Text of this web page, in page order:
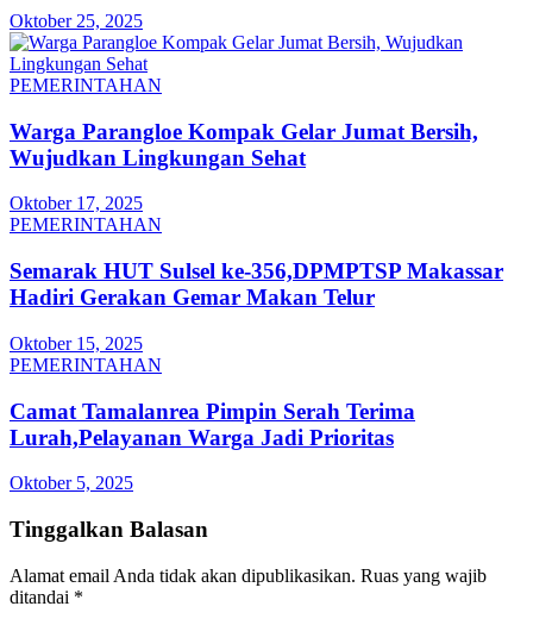
Oktober 25, 2025
PEMERINTAHAN
Warga Parangloe Kompak Gelar Jumat Bersih,
Wujudkan Lingkungan Sehat
Oktober 17, 2025
PEMERINTAHAN
Semarak HUT Sulsel ke-356,DPMPTSP Makassar
Hadiri Gerakan Gemar Makan Telur
Oktober 15, 2025
PEMERINTAHAN
Camat Tamalanrea Pimpin Serah Terima
Lurah,Pelayanan Warga Jadi Prioritas
Oktober 5, 2025
Tinggalkan Balasan
Alamat email Anda tidak akan dipublikasikan. Ruas yang wajib
ditandai *